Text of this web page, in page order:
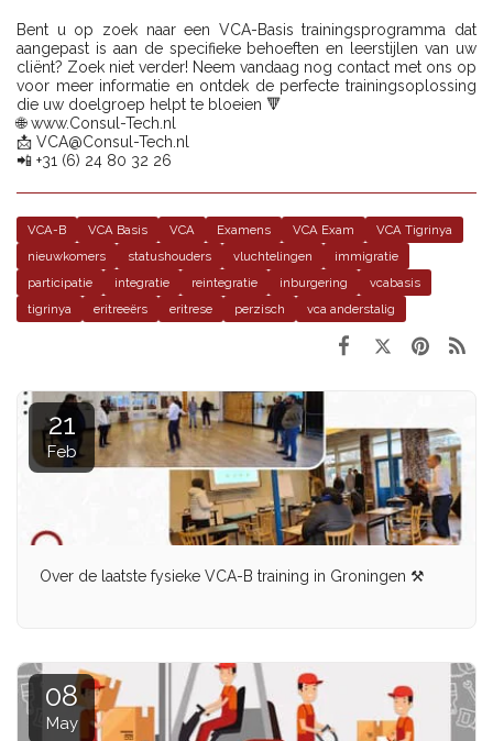
Bent u op zoek naar een VCA-Basis trainingsprogramma dat
aangepast is aan de specifieke behoeften en leerstijlen van uw
cliënt? Zoek niet verder! Neem vandaag nog contact met ons op
voor meer informatie en ontdek de perfecte trainingsoplossing
die uw doelgroep helpt te bloeien 🔻
🌐 www.Consul-Tech.nl
📩 VCA@Consul-Tech.nl
📲 +31 (6) 24 80 32 26
VCA-B VCA Basis VCA Examens VCA Exam
VCA Tigrinya
nieuwkomers
statushouders vluchtelingen
immigratie
participatie
integratie reintegratie inburgering
vcabasis
tigrinya
eritreeërs eritrese perzisch vca anderstalig
21
Feb
Over de laatste fysieke VCA-B training in Groningen ⚒
08
May